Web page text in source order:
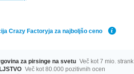
Crazy Factoryja za najboljšo ceno
za pirsinge na svetu Več kot 7 mio. strank
Več kot 80.000 pozitivnih ocen